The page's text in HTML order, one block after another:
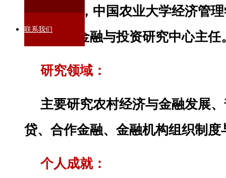
联系我们
何广文，中国农业大学经济管
师、农村金融与投资研究中心主任
研究领域：
主要研究农村经济与金融发展
贷、合作金融、金融机构组织制度
个人成就：